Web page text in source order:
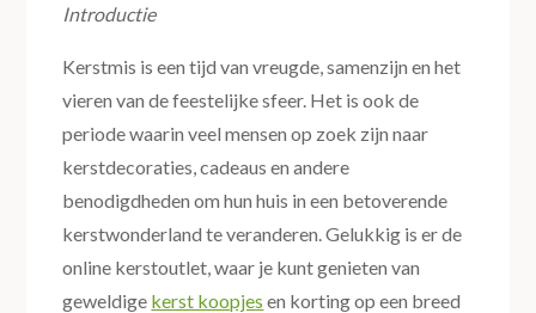
Introductie
Kerstmis is een tijd van vreugde, samenzijn en het
vieren van de feestelijke sfeer. Het is ook de
periode waarin veel mensen op zoek zijn naar
kerstdecoraties, cadeaus en andere
benodigdheden om hun huis in een betoverende
kerstwonderland te veranderen. Gelukkig is er de
online kerstoutlet, waar je kunt genieten van
geweldige kerst koopjes en korting op een breed